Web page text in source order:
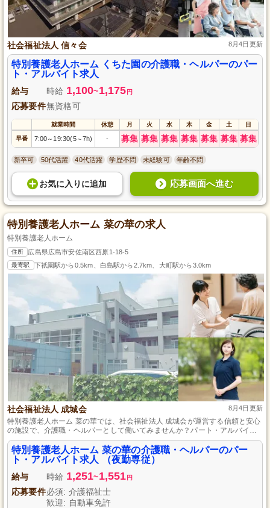
社会福祉法人 信々会 8月4日更新
特別養護老人ホーム くちた園の介護職・ヘルパーのパー
ト・アルバイト求人
給与 時給 1,100~1,175 円
応募要件無資格可
就業時間 休憩 月 火 水 木 金 土 日
早番 7:00～ 19:30(5～7h) - 募集 募集 募集 募集 募集 募集 募集
新卒可 50代活躍 40代活躍 学歴不問 未経験可 年齢不問
お気に入り に追加 応募画面へ進む
特別養護老人ホーム 菜の華の求人
特別養護老人ホーム
住所 広島県広島市安佐南区西原1-18-5
最寄駅 下祇園駅から0.5km、白島駅から2.7km、大町駅から3.0km
社会福祉法人 成城会 8月4日更新
特別養護老人ホーム 菜の華では、社会福祉法人 成城会が運営する信頼と安心
の施設で、介護職・ヘルパーとして働いてみませんか？パート・アルバイト
の雇用形態で、資格や経験は不問です。温かい環境でお年寄りを支え、一緒
に成長できる職場です。あなたの優しさと笑顔を活かして、地域社会に貢献
しませんか？応募お待ちしています。
特別養護老人ホーム 菜の華の介護職・ヘルパーのパー
ト・アルバイト求人 （夜勤専従）
給与 時給 1,251~1,551 円
応募要件必須: 介護福祉士
歓迎: 自動車免許